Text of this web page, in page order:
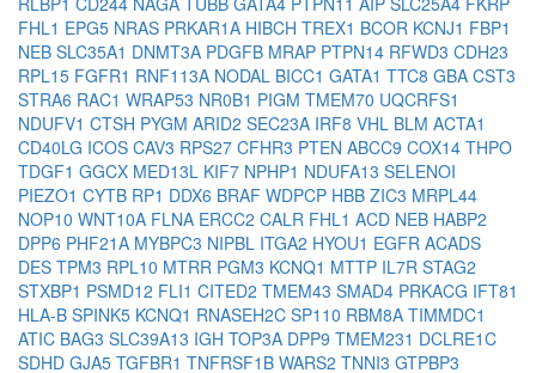
FHL1 EPG5 NRAS PRKAR1A HIBCH TREX1 BCOR KCNJ1 FBP1
NEB SLC35A1 DNMT3A PDGFB MRAP PTPN14 RFWD3 CDH23
RPL15 FGFR1 RNF113A NODAL BICC1 GATA1 TTC8 GBA CST3
STRA6 RAC1 WRAP53 NR0B1 PIGM TMEM70 UQCRFS1
NDUFV1 CTSH PYGM ARID2 SEC23A IRF8 VHL BLM ACTA1
CD40LG ICOS CAV3 RPS27 CFHR3 PTEN ABCC9 COX14 THPO
TDGF1 GGCX MED13L KIF7 NPHP1 NDUFA13 SELENOI
PIEZO1 CYTB RP1 DDX6 BRAF WDPCP HBB ZIC3 MRPL44
NOP10 WNT10A FLNA ERCC2 CALR FHL1 ACD NEB HABP2
DPP6 PHF21A MYBPC3 NIPBL ITGA2 HYOU1 EGFR ACADS
DES TPM3 RPL10 MTRR PGM3 KCNQ1 MTTP IL7R STAG2
STXBP1 PSMD12 FLI1 CITED2 TMEM43 SMAD4 PRKACG IFT81
HLA-B SPINK5 KCNQ1 RNASEH2C SP110 RBM8A TIMMDC1
ATIC BAG3 SLC39A13 IGH TOP3A DPP9 TMEM231 DCLRE1C
SDHD GJA5 TGFBR1 TNFRSF1B WARS2 TNNI3 GTPBP3